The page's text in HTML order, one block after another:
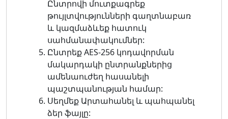
Ընտրովի մուտքագրեք
թույլտվությունների գաղտնաբառ
և կազմաձևեք հատուկ
սահմանափակումներ:
Ընտրեք AES-256 կոդավորման
մակարդակի ընտրանքներից
ամենաուժեղ հասանելի
պաշտպանության համար:
Սեղմեք Արտահանել և պահպանել
ձեր ֆայլը: